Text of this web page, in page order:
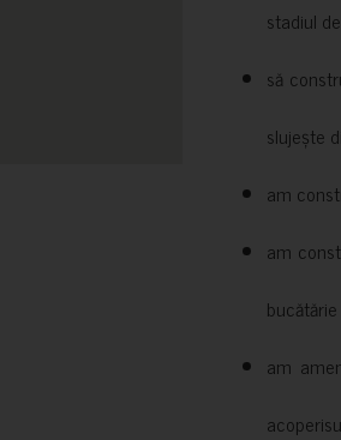
stadiul
să
slujește
am
am
am